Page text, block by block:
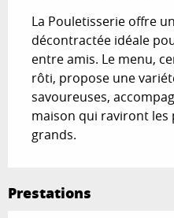
La Pouletisserie offre
décontractée idéale
entre amis. Le menu,
rôti, propose une
savoureuses,
maison qui raviront les
grands.
Prestations